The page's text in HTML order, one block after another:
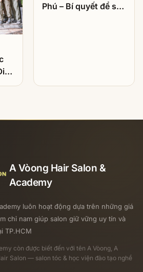
Phú – Bí quyết để sở
A Vòong Hair Salon &
Academy
luôn hoạt động dựa trên những giá
chỉ nam giúp salon giữ vững uy tín và
TP.HCM
còn được biết đến với tên A Vòong, A
Salon — salon tóc & học viện đào tạo nghề